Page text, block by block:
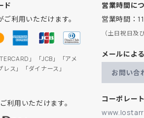
ド
利用いただけます。
」「JCB」「アメ
ス」「ダイナース」
利用いただけます。
営業時間に
営業時間：
（土日祝日及
メールによ
お問い合
コーポレー